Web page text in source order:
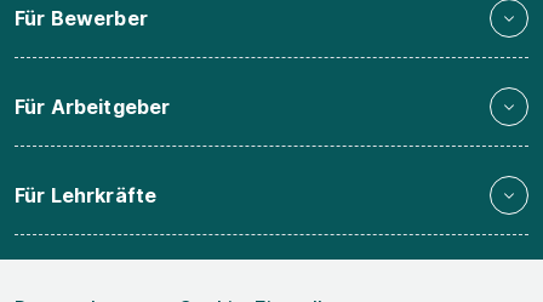
Für Bewerber
Für Arbeitgeber
Für Lehrkräfte